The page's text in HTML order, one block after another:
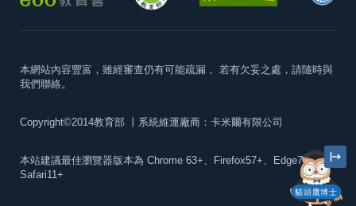
貓頭鷹博士
本網站內容豐富，雖經審查仍有可能疏漏， 若有欠妥之處，請隨時與
我們聯絡。
Copyright©2014教育部 丨系統維運廠商：卡米爾有限公司
本站建議最佳瀏覽器版本為 Chrome 63+、Firefox57+、Edge79+及
Safari11+